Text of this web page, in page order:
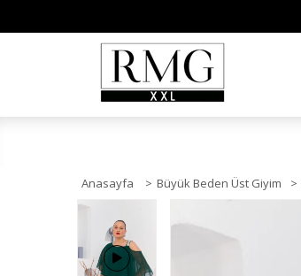
Anasayfa > Büyük Beden Üst Giyim >